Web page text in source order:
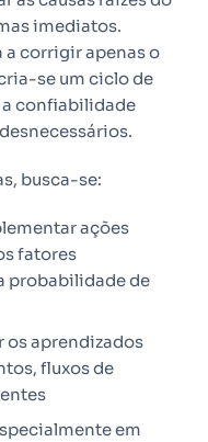
imediatos.
a corrigir apenas o
se um ciclo de
confiabilidade
busca-se:
ações
fatores
probabilidade de
os aprendizados
fluxos de
em